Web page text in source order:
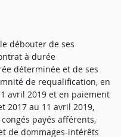
débouter de ses
à durée
déterminée et de ses
de requalification, en
avril 2019 et en paiement
2017 au 11 avril 2019,
payés afférents,
de dommages-intérêts